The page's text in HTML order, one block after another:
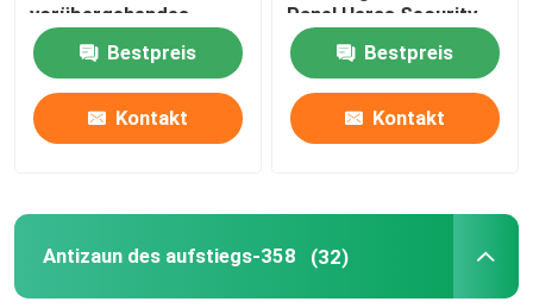
vorübergehendes
Fechten des
Sicherheitszaun-1.8m
Bestpreis
Kontakt
Panel Heras Security-
Zaun Panels
Bestpreis
Kontakt
Antizaun des aufstiegs-358 (32)